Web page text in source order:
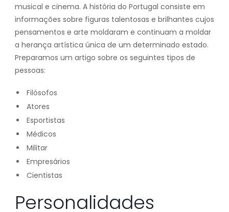
musical e cinema. A história do Portugal consiste em
informações sobre figuras talentosas e brilhantes cujos
pensamentos e arte moldaram e continuam a moldar
a herança artística única de um determinado estado.
Preparamos um artigo sobre os seguintes tipos de
pessoas:
Filósofos
Atores
Esportistas
Médicos
Militar
Empresários
Cientistas
Personalidades